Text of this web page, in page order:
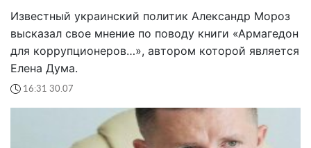
Известный украинский политик Александр Мороз
высказал свое мнение по поводу книги «Армагедон
для коррупционеров…», автором которой является
Елена Дума.
16:31 30.07